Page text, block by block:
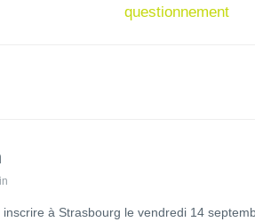
questionnement
à Strasbourg le vendredi 14